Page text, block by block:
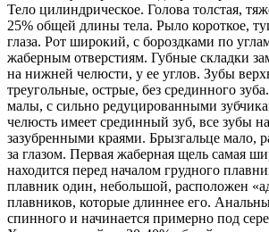
Тело цилиндрическое. Голова толстая,
25% общей длины тела. Рыло короткое,
глаза. Рот широкий, с бороздками по
жаберным отверстиям. Губные складки
на нижней челюсти, у ее углов. Зубы
треугольные, острые, без срединного
малы, с сильно редуцированными
челюсть имеет срединный зуб, все зубы
зазубренными краями. Брызгальце мало,
за глазом. Первая жаберная щель самая
находится перед началом грудного
плавник один, небольшой, расположен
плавников, которые длиннее его.
спинного и начинается примерно под